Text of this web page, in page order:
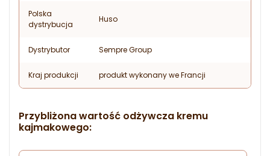
Polska
dystrybucja
Huso
Dystrybutor Sempre Group
Kraj produkcji produkt wykonany we Francji
Przybliżona wartość odżywcza kremu
kajmakowego: